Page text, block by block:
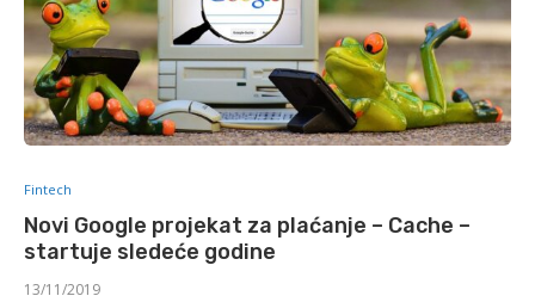
Fintech
Novi Google projekat za plaćanje – Cache –
startuje sledeće godine
13/11/2019